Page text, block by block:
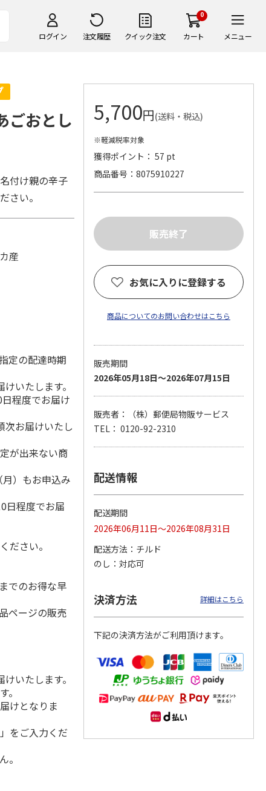
ログイン 注文履歴 クイック注文
0
カート メニュー
＜お中元＞博多ふく
上切れ
【冷凍】北海道産い
くら醤油漬け 100ｇ
（鮭工房・サーモ
2,150円
福さ屋 辛子明太子
（切れバラ子）・た
らこ（切れ子）
2,590円
(送料・税込)
ごおとし
付け親の辛子
さい。
産
定の配達時期
いたします。
程度でお届け
次お届けいたし
が出来ない商
）もお申込み
日程度でお届
ださい。
でのお得な早
ページの販売
いたします。
。
けとなりま
をご入力くだ
。
5,700円(送料・税込)
※軽減税率対象
獲得ポイント： 57 pt
商品番号
8075910227
お気に入りに登録する
商品についてのお問い合わせはこちら
販売期間
2026年05月18日～2026年07月15日
販売者：（株）郵便局物販サービス
TEL： 0120-92-2310
配送情報
配送期間
2026年06月11日～2026年08月31日
配送方法
チルド
のし
対応可
決済方法 詳細はこちら
下記の決済方法がご利用頂けます。